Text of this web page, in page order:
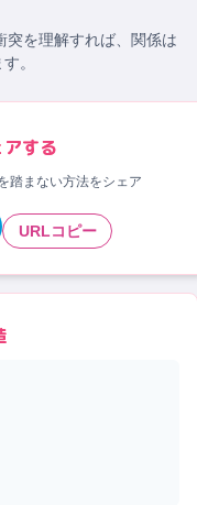
突を理解すれば、関係は
。
する
踏まない方法をシェア
URLコピー